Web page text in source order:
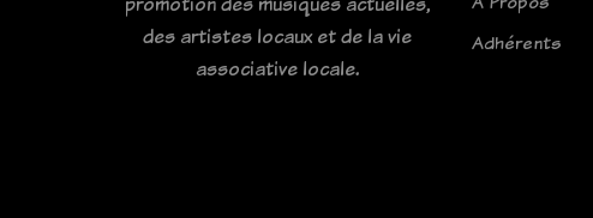
des artistes locaux et de la vie
associative locale.
Adhérents